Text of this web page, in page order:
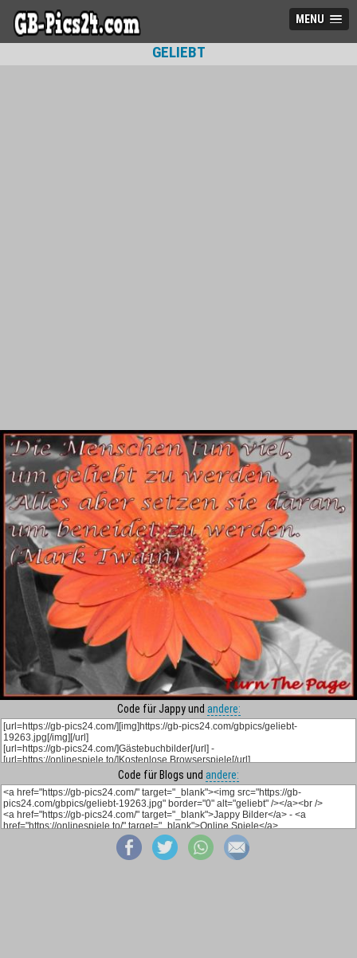
MENU
GELIEBT
Code für Jappy und andere:
Code für Blogs und andere: